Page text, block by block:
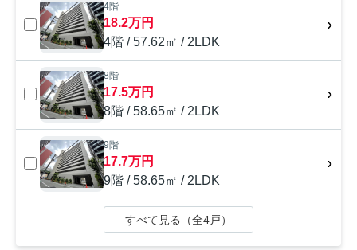
4階
18.2万円
4階 / 57.62㎡ / 2LDK
8階
17.5万円
8階 / 58.65㎡ / 2LDK
9階
17.7万円
9階 / 58.65㎡ / 2LDK
すべて見る（全4戸）